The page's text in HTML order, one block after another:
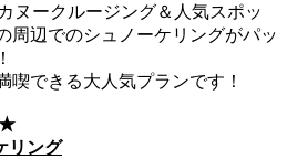
ヌークルージング＆人気スポッ
周辺でのシュノーケリングがパッ
喫できる大人気プランです！
リング